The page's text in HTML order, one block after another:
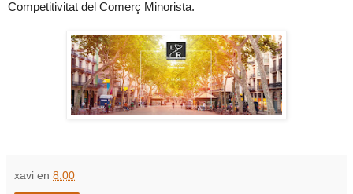
Competitivitat del Comerç Minorista.
xavi en 8:00